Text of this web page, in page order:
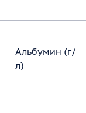
Альбумин (г/
л)